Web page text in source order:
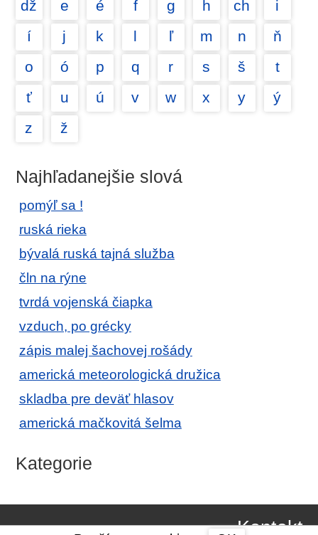
dž
e é f g h ch
i
í
j k l ľ m n
ň
o
ó p q r s š
t
ť
u ú v w x y
ý
z
ž
Najhľadanejšie slová
pomýľ sa !
ruská rieka
bývalá ruská tajná služba
čln na rýne
tvrdá vojenská čiapka
vzduch, po grécky
zápis malej šachovej rošády
americká meteorologická družica
skladba pre deväť hlasov
americká mačkovitá šelma
Kategorie
Kontakt